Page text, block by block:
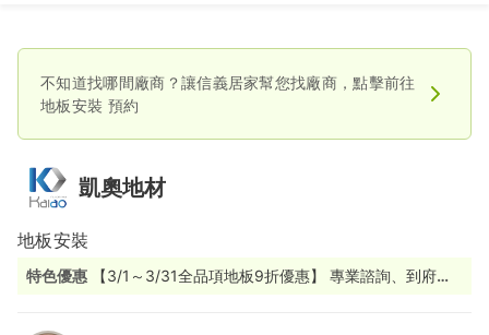
不知道找哪間廠商？讓信義居家幫您找廠商，點擊前往
地板安裝 預約
凱奧地材
地板安裝
特色優惠
【3/1～3/31全品項地板9折優惠】 專業諮詢、到府丈